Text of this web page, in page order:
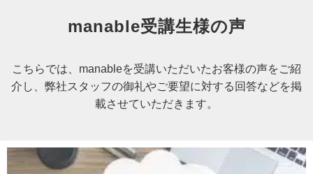
manable受講生様の声
こちらでは、manableを受講いただいたお客様の声をご紹
介し、弊社スタッフの御礼やご要望に対する回答などを掲
載させていただきます。